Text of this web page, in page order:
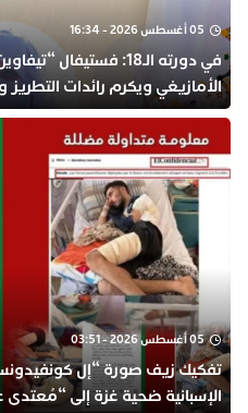
05 أغسطس 2026 - 16:34
في دورته الـ18:
الأمازيغي ويكرم رائدات
05 أغسطس 2026 - 03:51
تفكيك زيف صورة “إل
الإسبانية ضحية غزة إلى “مُعتدى